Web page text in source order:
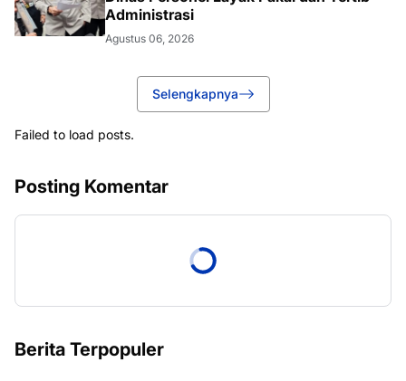
Administrasi
Agustus 06, 2026
Selengkapnya
Failed to load posts.
Posting Komentar
Berita Terpopuler